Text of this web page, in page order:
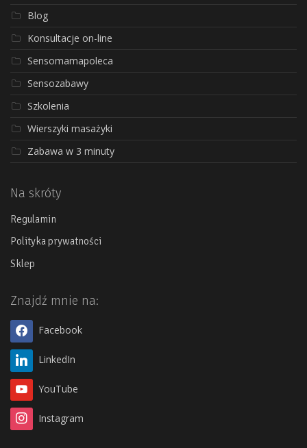
Blog
Konsultacje on-line
Sensomamapoleca
Sensozabawy
Szkolenia
Wierszyki masażyki
Zabawa w 3 minuty
Na skróty
Regulamin
Polityka prywatności
Sklep
Znajdź mnie na:
Facebook
LinkedIn
YouTube
Instagram